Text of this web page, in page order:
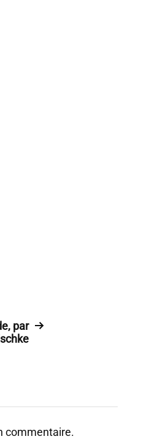
par
commentaire.